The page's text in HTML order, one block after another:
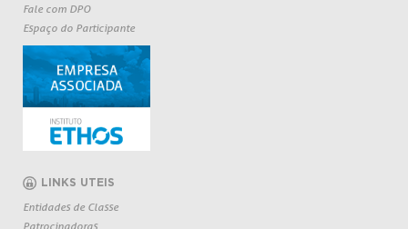
Fale com DPO
Espaço do Participante
LINKS UTEIS
Entidades de Classe
Patrocinadoras